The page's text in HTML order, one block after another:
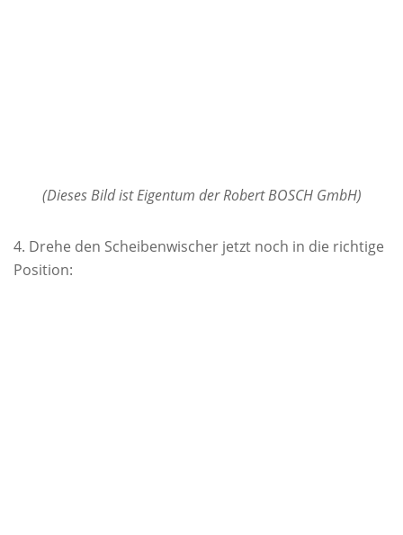
(Dieses Bild ist Eigentum der Robert BOSCH GmbH)
Drehe den Scheibenwischer jetzt noch in die richtige
Position: